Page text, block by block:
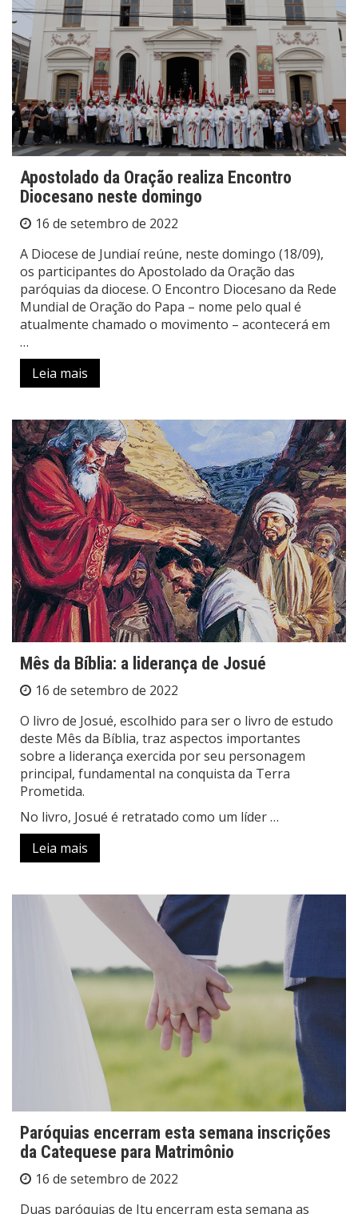
Apostolado da Oração realiza Encontro
Diocesano neste domingo
16 de setembro de 2022
A Diocese de Jundiaí reúne, neste domingo (18/09),
os participantes do Apostolado da Oração das
paróquias da diocese. O Encontro Diocesano da Rede
Mundial de Oração do Papa – nome pelo qual é
atualmente chamado o movimento – acontecerá em
…
Leia mais
Mês da Bíblia: a liderança de Josué
16 de setembro de 2022
O livro de Josué, escolhido para ser o livro de estudo
deste Mês da Bíblia, traz aspectos importantes
sobre a liderança exercida por seu personagem
principal, fundamental na conquista da Terra
Prometida.
No livro, Josué é retratado como um líder …
Leia mais
Paróquias encerram esta semana inscrições
da Catequese para Matrimônio
16 de setembro de 2022
Duas paróquias de Itu encerram esta semana as